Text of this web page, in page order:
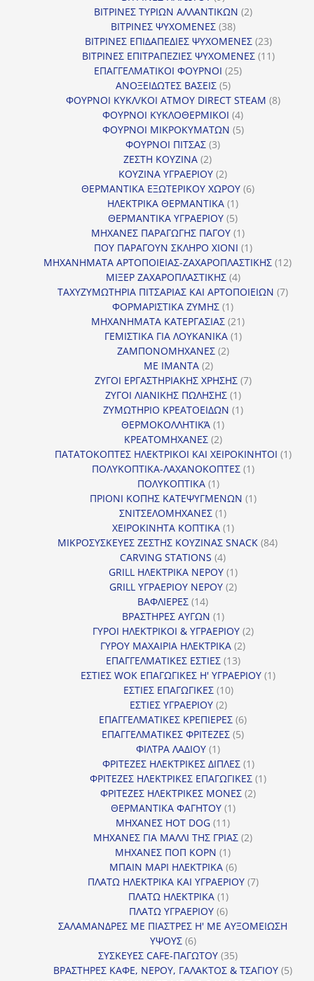
προϊόντα
ΒΙΤΡΙΝΕΣ ΤΥΡΙΩΝ ΑΛΛΑΝΤΙΚΩΝ 22
ΒΙΤΡΙΝΕΣ ΨΥΧΟΜΕΝΕΣ 3838
προϊόντα
ΒΙΤΡΙΝΕΣ ΕΠΙΔΑΠΕΔΙΕΣ ΨΥΧΟΜΕΝΕΣ 2323
προϊόντα
ΒΙΤΡΙΝΕΣ ΕΠΙΤΡΑΠΕΖΙΕΣ ΨΥΧΟΜΕΝΕΣ 1111
ΕΠΑΓΓΕΛΜΑΤΙΚΟΙ ΦΟΥΡΝΟΙ 2525
ΑΝΟΞΕΙΔΩΤΕΣ ΒΑΣΕΙΣ 55
προϊόντα
ΦΟΥΡΝΟΙ ΚΥΚΛ/ΚΟΙ ΑΤΜΟΥ DIRECT STEAM 88
ΦΟΥΡΝΟΙ ΚΥΚΛΟΘΕΡΜΙΚΟΙ 44
προϊόντα
ΦΟΥΡΝΟΙ ΜΙΚΡΟΚΥΜΑΤΩΝ 55
ΦΟΥΡΝΟΙ ΠΙΤΣΑΣ 33
ΖΕΣΤΗ ΚΟΥΖΙΝΑ 22
προϊόντα
ΚΟΥΖΙΝΑ ΥΓΡΑΕΡΙΟΥ 22
προϊόντα
ΘΕΡΜΑΝΤΙΚΑ ΕΞΩΤΕΡΙΚΟΥ ΧΩΡΟΥ 66
ΗΛΕΚΤΡΙΚΑ ΘΕΡΜΑΝΤΙΚΑ 11
προϊόν
ΘΕΡΜΑΝΤΙΚΑ ΥΓΡΑΕΡΙΟΥ 55
προϊόντα
ΜΗΧΑΝΕΣ ΠΑΡΑΓΩΓΗΣ ΠΑΓΟΥ 11
προϊόν
ΠΟΥ ΠΑΡΑΓΟΥΝ ΣΚΛΗΡΟ ΧΙΟΝΙ 11
προϊόν
ΜΗΧΑΝΗΜΑΤΑ ΑΡΤΟΠΟΙΕΙΑΣ-ΖΑΧΑΡΟΠΛΑΣΤΙΚΗΣ 1212
ΜΙΞΕΡ ΖΑΧΑΡΟΠΛΑΣΤΙΚΗΣ 44
προϊόντα
ΤΑΧΥΖΥΜΩΤΗΡΙΑ ΠΙΤΣΑΡΙΑΣ ΚΑΙ ΑΡΤΟΠΟΙΕΙΩΝ 77
ΦΟΡΜΑΡΙΣΤΙΚΑ ΖΥΜΗΣ 11
προϊόν
ΜΗΧΑΝΗΜΑΤΑ ΚΑΤΕΡΓΑΣΙΑΣ 2121
προϊόντα
ΓΕΜΙΣΤΙΚΑ ΓΙΑ ΛΟΥΚΑΝΙΚΑ 11
ΖΑΜΠΟΝΟΜΗΧΑΝΕΣ 22
ΜΕ ΙΜΑΝΤΑ 22
προϊόντα
ΖΥΓΟΙ ΕΡΓΑΣΤΗΡΙΑΚΗΣ ΧΡΗΣΗΣ 77
ΖΥΓΟΙ ΛΙΑΝΙΚΗΣ ΠΩΛΗΣΗΣ 11
προϊόν
ΖΥΜΩΤΗΡΙΟ ΚΡΕΑΤΟΕΙΔΩΝ 11
ΘΕΡΜΟΚΟΛΛΗΤΙΚΆ 11
προϊόν
ΚΡΕΑΤΟΜΗΧΑΝΕΣ 22
προϊόντα
ΠΑΤΑΤΟΚΟΠΤΕΣ ΗΛΕΚΤΡΙΚΟΙ ΚΑΙ ΧΕΙΡΟΚΙΝΗΤΟΙ 11
ΠΟΛΥΚΟΠΤΙΚΑ-ΛΑΧΑΝΟΚΟΠΤΕΣ 11
ΠΟΛΥΚΟΠΤΙΚΑ 11
προϊόν
ΠΡΙΟΝΙ ΚΟΠΗΣ ΚΑΤΕΨΥΓΜΕΝΩΝ 11
ΣΝΙΤΣΕΛΟΜΗΧΑΝΕΣ 11
προϊόν
ΧΕΙΡΟΚΙΝΗΤΑ ΚΟΠΤΙΚΑ 11
προϊόν
ΜΙΚΡΟΣΥΣΚΕΥΕΣ ΖΕΣΤΗΣ ΚΟΥΖΙΝΑΣ SNACK 8484
CARVING STATIONS 44
προϊόντα
GRILL ΗΛΕΚΤΡΙΚΑ ΝΕΡΟΥ 11
προϊόν
GRILL ΥΓΡΑΕΡΙΟΥ ΝΕΡΟΥ 22
ΒΑΦΛΙΕΡΕΣ 1414
προϊόντα
ΒΡΑΣΤΗΡΕΣ ΑΥΓΩΝ 11
προϊόν
ΓΥΡΟΙ ΗΛΕΚΤΡΙΚΟΙ & ΥΓΡΑΕΡΙΟΥ 22
ΓΥΡΟΥ ΜΑΧΑΙΡΙΑ ΗΛΕΚΤΡΙΚΑ 22
ΕΠΑΓΓΕΛΜΑΤΙΚΕΣ ΕΣΤΙΕΣ 1313
προϊόντα
ΕΣΤΙΕΣ WOK ΕΠΑΓΩΓΙΚΕΣ Η' ΥΓΡΑΕΡΙΟΥ 11
ΕΣΤΙΕΣ ΕΠΑΓΩΓΙΚΕΣ 1010
ΕΣΤΙΕΣ ΥΓΡΑΕΡΙΟΥ 22
προϊόντα
ΕΠΑΓΓΕΛΜΑΤΙΚΕΣ ΚΡΕΠΙΕΡΕΣ 66
προϊόντα
ΕΠΑΓΓΕΛΜΑΤΙΚΕΣ ΦΡΙΤΕΖΕΣ 55
ΦΙΛΤΡΑ ΛΑΔΙΟΥ 11
προϊόν
ΦΡΙΤΕΖΕΣ ΗΛΕΚΤΡΙΚΕΣ ΔΙΠΛΕΣ 11
προϊόν
ΦΡΙΤΕΖΕΣ ΗΛΕΚΤΡΙΚΕΣ ΕΠΑΓΩΓΙΚΕΣ 11
ΦΡΙΤΕΖΕΣ ΗΛΕΚΤΡΙΚΕΣ ΜΟΝΕΣ 22
ΘΕΡΜΑΝΤΙΚΑ ΦΑΓΗΤΟΥ 11
ΜΗΧΑΝΕΣ HOT DOG 1111
προϊόντα
ΜΗΧΑΝΕΣ ΓΙΑ ΜΑΛΛΙ ΤΗΣ ΓΡΙΑΣ 22
ΜΗΧΑΝΕΣ ΠΟΠ ΚΟΡΝ 11
προϊόν
ΜΠΑΙΝ ΜΑΡΙ ΗΛΕΚΤΡΙΚΑ 66
προϊόντα
ΠΛΑΤΩ ΗΛΕΚΤΡΙΚΑ ΚΑΙ ΥΓΡΑΕΡΙΟΥ 77
ΠΛΑΤΩ ΗΛΕΚΤΡΙΚΑ 11
προϊόν
ΠΛΑΤΩ ΥΓΡΑΕΡΙΟΥ 66
προϊόντα
ΣΑΛΑΜΑΝΔΡΕΣ ΜΕ ΠΙΑΣΤΡΕΣ Η' ΜΕ ΑΥΞΟΜΕΙΩΣΗ
ΥΨΟΥΣ 66
προϊόντα
ΣΥΣΚΕΥΕΣ CAFE-ΠΑΓΩΤΟΥ 3535
προϊόντα
ΒΡΑΣΤΗΡΕΣ ΚΑΦΕ, ΝΕΡΟΥ, ΓΑΛΑΚΤΟΣ & ΤΣΑΓΙΟΥ 55